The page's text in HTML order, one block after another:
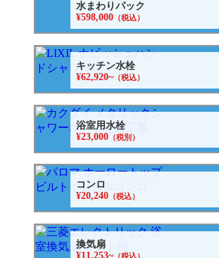
水まわりパック
¥598,000 （税込）
キッチン水栓
¥62,920~（税込）
浴室用水栓
¥23,000 （税別）
コンロ
¥20,240 （税込）
換気扇
¥11,253~（税込）